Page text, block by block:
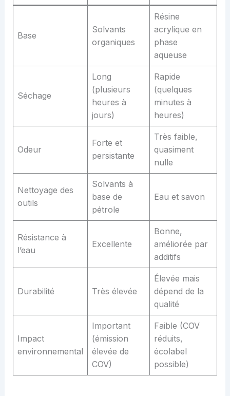
Base
Solvants
organiques
Résine
acrylique en
phase
aqueuse
Séchage
Long
(plusieurs
heures à
jours)
Rapide
(quelques
minutes à
heures)
Odeur
Forte et
persistante
Très faible,
quasiment
nulle
Nettoyage des
outils
Solvants à
base de
pétrole
Eau et savon
Résistance à
l’eau
Excellente
Bonne,
améliorée par
additifs
Durabilité Très élevée
Élevée mais
dépend de la
qualité
Impact
environnemental
Important
(émission
élevée de
COV)
Faible (COV
réduits,
écolabel
possible)